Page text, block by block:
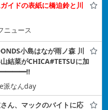
イドの表紙に橋迫鈴と川
ニュース
小島はなが雨ノ森 川
結菜がCHICA#TETSUに加
なんday
ん、マックのバイトに応